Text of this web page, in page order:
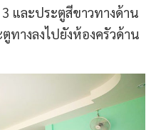
และประตูสีขาวทางด้าน
ทางลงไปยังห้องครัวด้าน